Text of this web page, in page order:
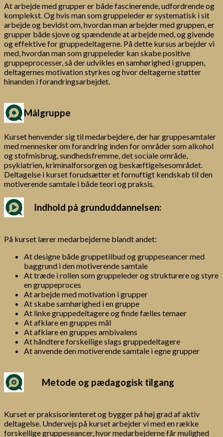
At arbejde med grupper er både fascinerende, udfordrende og
komplekst. Og hvis man som gruppeleder er systematisk i sit
arbejde og bevidst om, hvordan man arbejder med gruppen, er
grupper både sjove og spændende at arbejde med, og givende
og effektive for gruppedeltagerne. På dette kursus arbejder vi
med, hvordan man som gruppeleder kan skabe positive
gruppeprocesser, så der udvikles en samhørighed i gruppen,
deltagernes motivation styrkes og hvor deltagerne støtter
hinanden i forandringsarbejdet.
Målgruppe
Kurset henvender sig til medarbejdere, der har gruppesamtaler
med mennesker om forandring inden for områder som alkohol
og stofmisbrug, sundhedsfremme, det sociale område,
psykiatrien, kriminalforsorgen og beskæftigelsesområdet.
Deltagelse i kurset forudsætter et fornuftigt kendskab til den
motiverende samtale i både teori og praksis.
Indhold på grunduddannelsen:
På kurset lærer medarbejderne blandt andet:
At designe både gruppetilbud og gruppeseancer med
baggrund i den motiverende samtale
At træde i rollen som gruppeleder og strukturere og styre
en gruppeproces
At arbejde med motivation i grupper
At skabe samhørighed i en gruppe
At linke gruppedeltagere og finde fælles temaer
At afklare en gruppes mål
At afklare en gruppes ambivalens
At håndtere forskellige slags gruppedeltagere
At anvende den motiverende samtale i egne grupper
Metode og pædagogisk tilgang
Kurset er praksisorienteret og bygger på høj grad af aktiv
deltagelse. Undervejs på kurset arbejder vi med en række
forskellige gruppeseancer, hvor medarbejderne får mulighed